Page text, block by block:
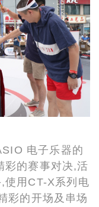
电子乐器的
彩的赛事对决,活
使用CT-X系列电
彩的开场及串场